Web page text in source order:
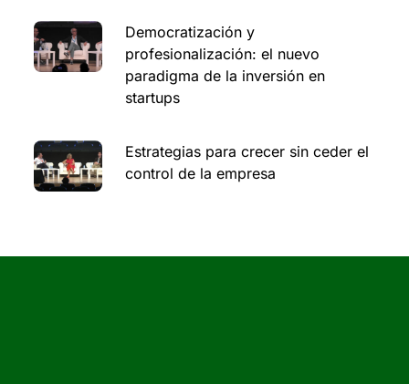
Democratización y
profesionalización: el nuevo
paradigma de la inversión en
startups
Estrategias para crecer sin ceder el
control de la empresa